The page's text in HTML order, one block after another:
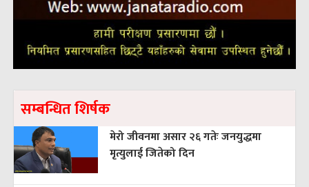
सम्बन्धित शिर्षक
मेरो जीवनमा असार २६ गतेः जनयुद्धमा
मृत्युलाई जितेको दिन